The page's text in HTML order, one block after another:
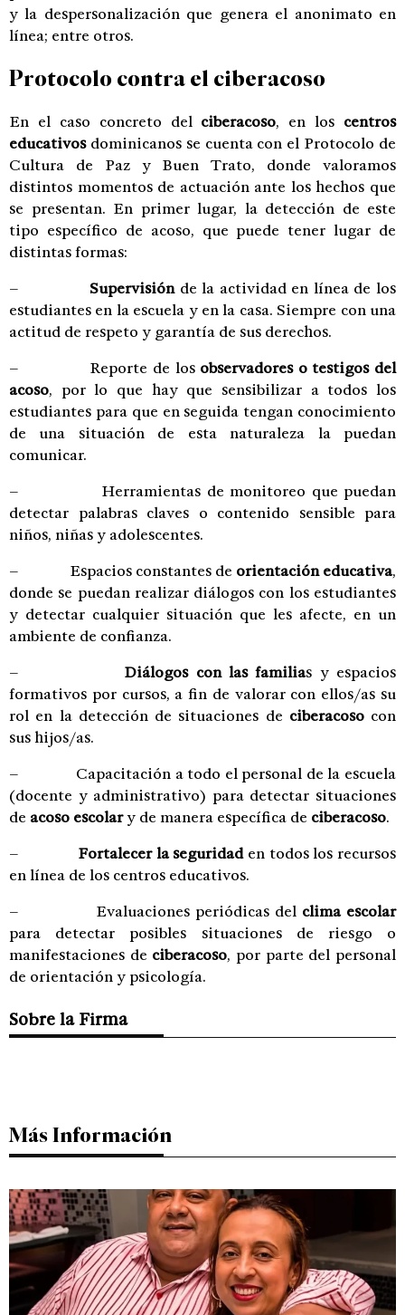
y la despersonalización que genera el anonimato en
línea; entre otros.
Protocolo contra el ciberacoso
En el caso concreto delciberacoso, en los centros
educativos dominicanos se cuenta con el Protocolo de
Cultura de Paz y Buen Trato, donde valoramos
distintos momentos de actuación ante los hechos que
se presentan. En primer lugar, la detección de este
tipo específico de acoso, que puede tener lugar de
distintas formas:
– Supervisiónde la actividad en línea de los
estudiantes en la escuela y en la casa. Siempre con una
actitud de respeto y garantía de sus derechos.
– Reporte de los observadores o testigos del
acoso, por lo que hay que sensibilizar a todos los
estudiantes para que en seguida tengan conocimiento
de una situación de esta naturaleza la puedan
comunicar.
– Herramientas de monitoreo que puedan
detectar palabras claves o contenido sensible para
niños, niñas y adolescentes.
– Espacios constantes de orientación educativa,
donde se puedan realizar diálogos con los estudiantes
y detectar cualquier situación que les afecte, en un
ambiente de confianza.
– Diálogos con las familias y espacios
formativos por cursos, a fin de valorar con ellos/as su
rol en la detección de situaciones de ciberacosocon
sus hijos/as.
– Capacitación a todo el personal de la escuela
(docente y administrativo) para detectar situaciones
de acoso escolary de manera específica de ciberacoso.
– Fortalecer la seguridaden todos los recursos
en línea de los centros educativos.
– Evaluaciones periódicas del clima escolar
para detectar posibles situaciones de riesgo o
manifestaciones de ciberacoso, por parte del personal
de orientación y psicología.
Sobre la Firma
Más Información